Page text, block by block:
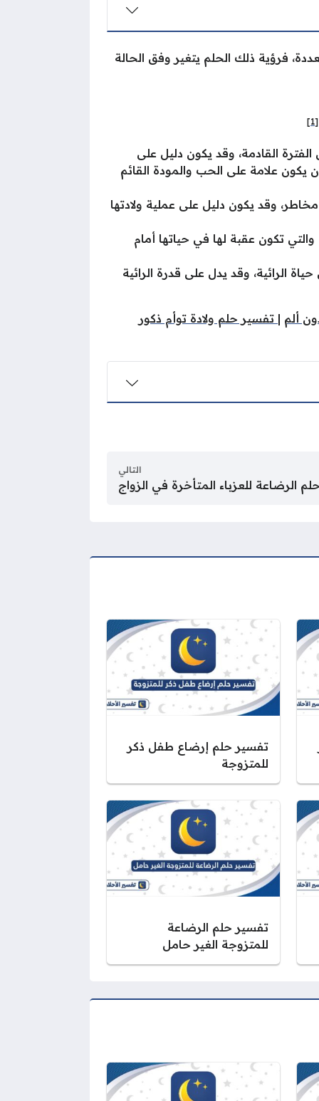
فرؤية ذلك الحلم يتغير وفق الحالة
[1]
القادمة، وقد يكون دليل على
يكون علامة على الحب والمودة القائم
وقد يكون دليل على عملية ولادتها
تكون عقبة لها في حياتها أمام
الرائية، وقد يدل على قدرة الرائية
ألم | تفسير حلم ولادة توأم ذكور
التالي
الرضاعة للعزباء المتأخرة في الزواج
تفسير حلم إرضاع طفل ذكر
للمتزوجة
تفسير حلم الرضاعة
للمتزوجة الغير حامل